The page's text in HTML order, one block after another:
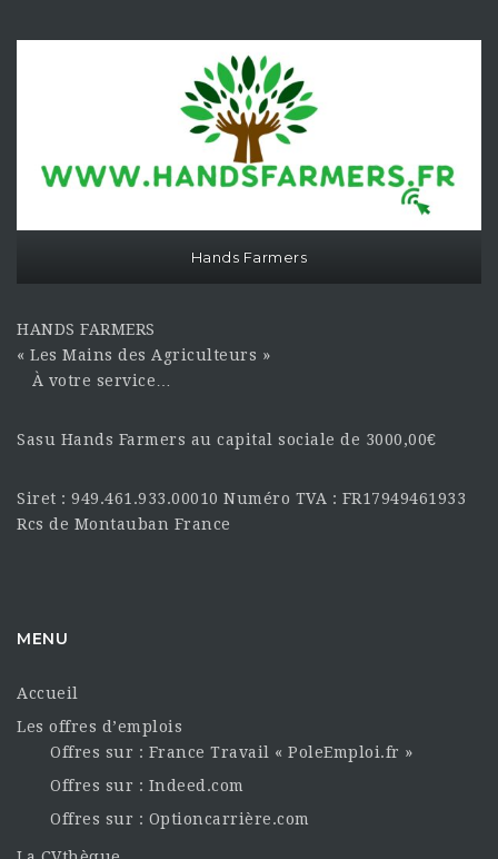
Hands Farmers
HANDS FARMERS
« Les Mains des Agriculteurs »
À votre service…
Sasu Hands Farmers au capital sociale de 3000,00€
Siret : 949.461.933.00010 Numéro TVA : FR17949461933
Rcs de Montauban France
MENU
Accueil
Les offres d’emplois
Offres sur : France Travail « PoleEmploi.fr »
Offres sur : Indeed.com
Offres sur : Optioncarrière.com